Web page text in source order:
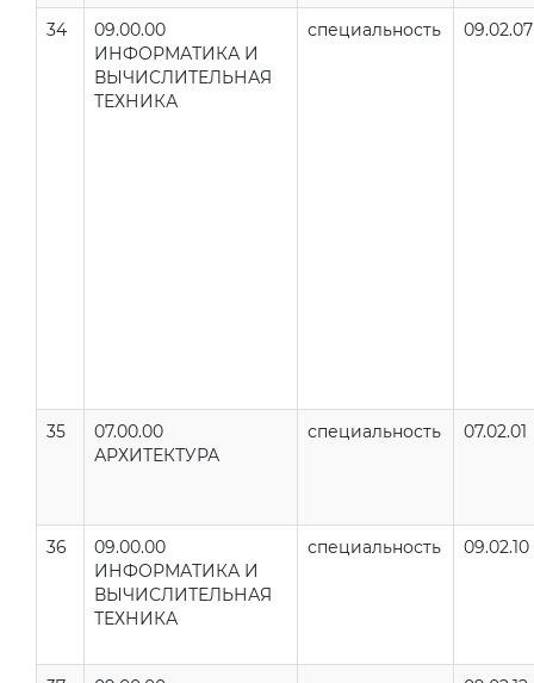
34
09.00.00
ИНФОРМАТИКА И
ВЫЧИСЛИТЕЛЬНАЯ
ТЕХНИКА
специальность 09.02.07
35
07.00.00
АРХИТЕКТУРА
специальность 07.02.01
36
09.00.00
ИНФОРМАТИКА И
ВЫЧИСЛИТЕЛЬНАЯ
ТЕХНИКА
специальность 09.02.10